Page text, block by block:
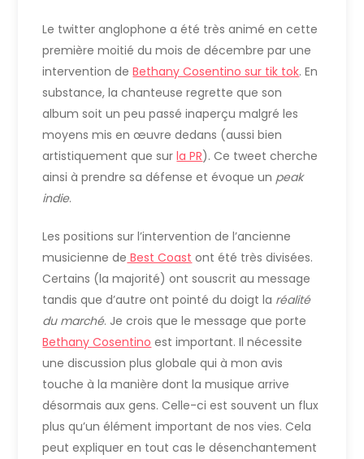
Le twitter anglophone a été très animé en cette
première moitié du mois de décembre par une
intervention deBethany Cosentino sur tik tok. En
substance, la chanteuse regrette que son
album soit un peu passé inaperçu malgré les
moyens mis en œuvre dedans (aussi bien
artistiquement que surla PR). Ce tweet cherche
ainsi à prendre sa défense et évoque un peak
indie.
Les positions sur l’intervention de l’ancienne
musicienne de Best Coast ont été très divisées.
Certains (la majorité) ont souscrit au message
tandis que d’autre ont pointé du doigt la réalité
du marché. Je crois que le message que porte
Bethany Cosentino est important. Il nécessite
une discussion plus globale qui à mon avis
touche à la manière dont la musique arrive
désormais aux gens. Celle-ci est souvent un flux
plus qu’un élément important de nos vies. Cela
peut expliquer en tout cas le désenchantement